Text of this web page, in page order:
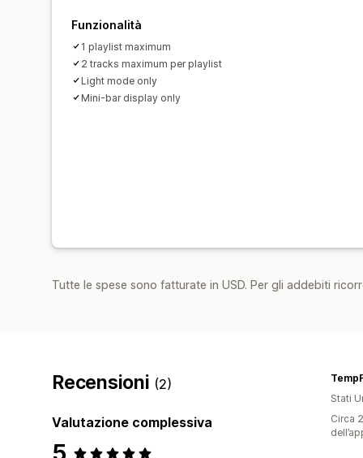
Funzionalità
1 playlist maximum
2 tracks maximum per playlist
Light mode only
Mini-bar display only
Tutte le spese sono fatturate in USD. Per gli addebiti
Recensioni (2)
Valutazione complessiva
Stati
Circa